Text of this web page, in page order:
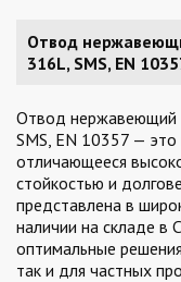
Отвод
316L, SMS, EN
Отвод нержавеющий
SMS, EN 10357 —
отличающееся
стойкостью и
представлена в
наличии на складе в
оптимальные
так и для частных